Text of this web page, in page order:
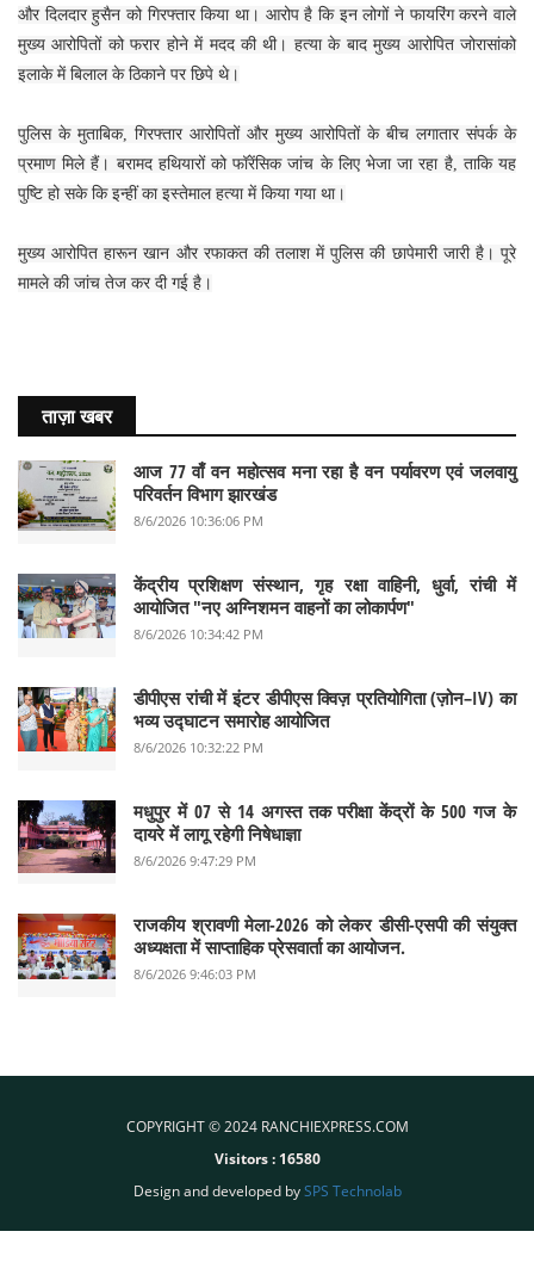
और दिलदार हुसैन को गिरफ्तार किया था। आरोप है कि इन लोगों ने फायरिंग करने वाले
मुख्य आरोपितों को फरार होने में मदद की थी। हत्या के बाद मुख्य आरोपित जोरासांको
इलाके में बिलाल के ठिकाने पर छिपे थे।
पुलिस के मुताबिक, गिरफ्तार आरोपितों और मुख्य आरोपितों के बीच लगातार संपर्क के
प्रमाण मिले हैं। बरामद हथियारों को फॉरेंसिक जांच के लिए भेजा जा रहा है, ताकि यह
पुष्टि हो सके कि इन्हीं का इस्तेमाल हत्या में किया गया था।
मुख्य आरोपित हारून खान और रफाकत की तलाश में पुलिस की छापेमारी जारी है। पूरे
मामले की जांच तेज कर दी गई है।
ताज़ा खबर
आज 77 वाँ वन महोत्सव मना रहा है वन पर्यावरण एवं जलवायु
परिवर्तन विभाग झारखंड
8/6/2026 10:36:06 PM
केंद्रीय प्रशिक्षण संस्थान, गृह रक्षा वाहिनी, धुर्वा, रांची में
आयोजित "नए अग्निशमन वाहनों का लोकार्पण"
8/6/2026 10:34:42 PM
डीपीएस रांची में इंटर डीपीएस क्विज़ प्रतियोगिता (ज़ोन–IV) का
भव्य उद्घाटन समारोह आयोजित
8/6/2026 10:32:22 PM
मधुपुर में 07 से 14 अगस्त तक परीक्षा केंद्रों के 500 गज के
दायरे में लागू रहेगी निषेधाज्ञा
8/6/2026 9:47:29 PM
राजकीय श्रावणी मेला-2026 को लेकर डीसी-एसपी की संयुक्त
अध्यक्षता में साप्ताहिक प्रेसवार्ता का आयोजन.
8/6/2026 9:46:03 PM
COPYRIGHT © 2024 RANCHIEXPRESS.COM
Visitors : 16580
Design and developed bySPS Technolab